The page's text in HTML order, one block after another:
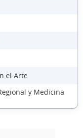
el Arte
y Medicina